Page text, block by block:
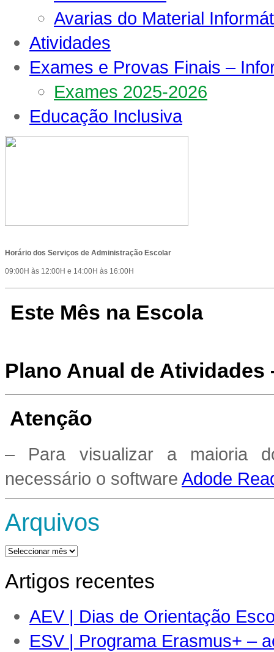
Avarias do Material
Atividades
Exames e Provas Finais –
Exames 2025-2026
Educação Inclusiva
Horário dos Serviços de Administração Escolar
09:00H às 12:00H e 14:00H às 16:00H
Este Mês na Escola
Plano Anual de Atividades
Atenção
– Para visualizar a maioria
necessário o software Adode
Arquivos
Arquivos
Artigos recentes
AEV | Dias de Orientação
ESV | Programa Erasmus+ –